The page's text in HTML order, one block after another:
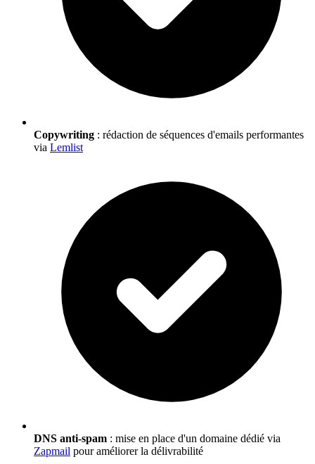
Copywriting : rédaction de séquences d'emails performantes
via Lemlist
DNS anti-spam : mise en place d'un domaine dédié via
Zapmail pour améliorer la délivrabilité